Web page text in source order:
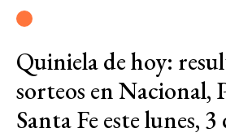
Quiniela de hoy:
sorteos en Nacional,
Santa Fe este lunes,